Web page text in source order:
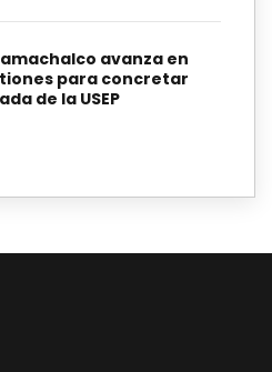
avanza en
para concretar
de la USEP